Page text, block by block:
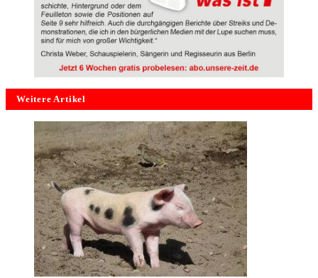
Weitere Artikel